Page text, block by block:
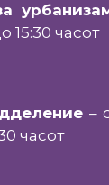
15:30 часот
–
часот